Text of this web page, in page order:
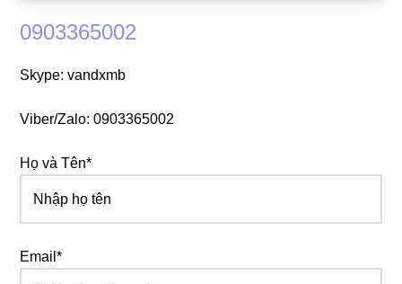
0903365002
Skype: vandxmb
Viber/Zalo: 0903365002
Họ và Tên*
Email*